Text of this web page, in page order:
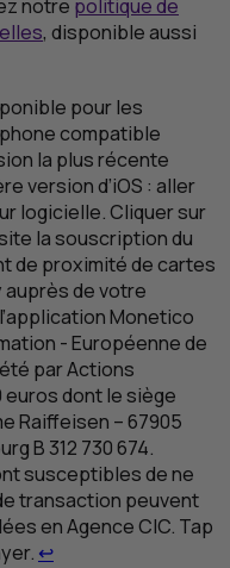
notre politique de
, disponible aussi
pour les
compatible
la plus récente
version d’iOS : aller
logicielle. Cliquer sur
la souscription du
de proximité de cartes
auprès de votre
Monetico
- Européenne de
par Actions
euros dont le siège
Raiffeisen – 67905
B 312 730 674.
susceptibles de ne
transaction peuvent
en AgenceCIC. Tap
↩Retour au renvoi 1